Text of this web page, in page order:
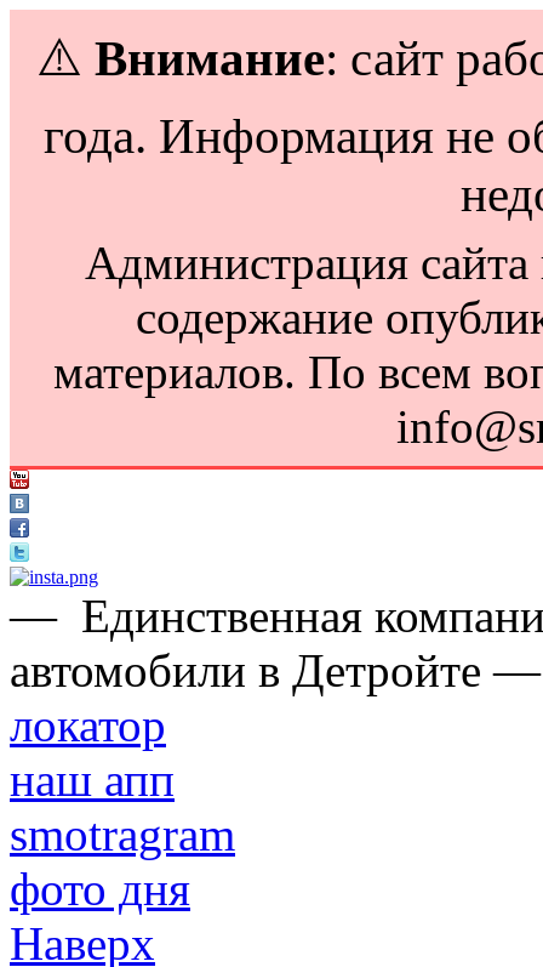
⚠️ Внимание: сайт
года. Информация не
Администрация сайта
содержание
материалов. По всем
— Единственная
автомобили в Детройте
локатор
наш апп
smotragram
фото дня
Наверх